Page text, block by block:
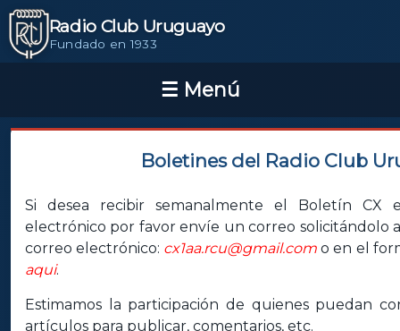
Radio Club Uruguayo
Fundado en 1933
Boletines del Radio Club
Si desea recibir semanalmente el Boletín CX
electrónico por favor envíe un correo solicitándolo
correo electrónico: cx1aa.rcu@gmail.com o en el
aqui.
Estimamos la participación de quienes puedan
artículos para publicar, comentarios, etc.